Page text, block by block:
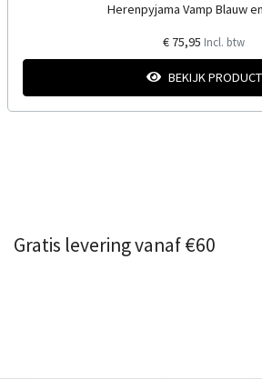
Herenpyjama Vamp Blauw
€ 75,95 Incl. btw
BEKIJK PRODUCT
Gratis levering vanaf €60